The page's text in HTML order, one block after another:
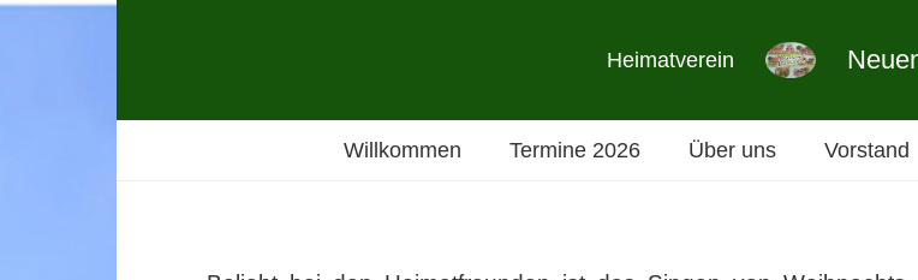
Heimatverein
Willkommen Termine 2026 Über uns Vorstand